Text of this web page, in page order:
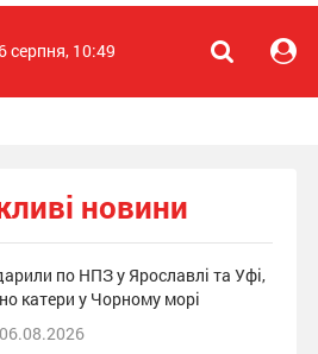
серпня, 10:49
новини
по НПЗ у Ярославлі та Уфі,
катери у Чорному морі